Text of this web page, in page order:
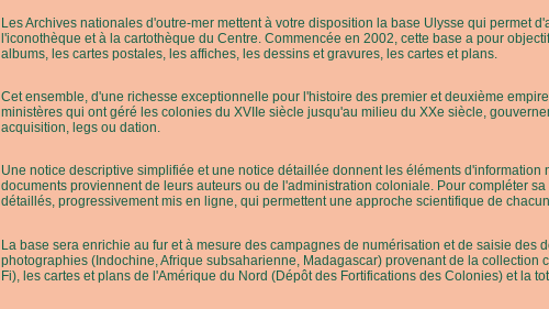
Les Archives nationales d'outre-mer mettent à votre disposition la base Ulysse qui permet
l'iconothèque et à la cartothèque du Centre. Commencée en 2002, cette base a pour
albums, les cartes postales, les affiches, les dessins et gravures, les cartes et plans.
Cet ensemble, d'une richesse exceptionnelle pour l'histoire des premier et deuxième
ministères qui ont géré les colonies du XVIIe siècle jusqu'au milieu du XXe siècle,
acquisition, legs ou dation.
Une notice descriptive simplifiée et une notice détaillée donnent les éléments
documents proviennent de leurs auteurs ou de l'administration coloniale. Pour compléter
détaillés, progressivement mis en ligne, qui permettent une approche scientifique de
La base sera enrichie au fur et à mesure des campagnes de numérisation et de saisie
photographies (Indochine, Afrique subsaharienne, Madagascar) provenant de la
Fi), les cartes et plans de l'Amérique du Nord (Dépôt des Fortifications des Colonies) et la